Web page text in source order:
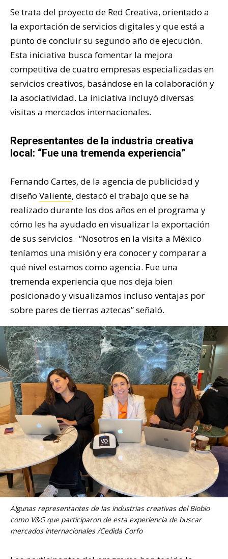
Se trata del proyecto de Red Creativa, orientado a
la exportación de servicios digitales y que está a
punto de concluir su segundo año de ejecución.
Esta iniciativa busca fomentar la mejora
competitiva de cuatro empresas especializadas en
servicios creativos, basándose en la colaboración y
la asociatividad. La iniciativa incluyó diversas
visitas a mercados internacionales.
Representantes de la industria creativa
local: “Fue una tremenda experiencia”
Fernando Cartes, de la agencia de publicidad y
diseño Valiente, destacó el trabajo que se ha
realizado durante los dos años en el programa y
cómo les ha ayudado en visualizar la exportación
de sus servicios. “Nosotros en la visita a México
teníamos una misión y era conocer y comparar a
qué nivel estamos como agencia. Fue una
tremenda experiencia que nos deja bien
posicionado y visualizamos incluso ventajas por
sobre pares de tierras aztecas” señaló.
Algunas representantes de las industrias creativas del Biobio
como V&G que participaron de esta experiencia de buscar
mercados internacionales /Cedida Corfo